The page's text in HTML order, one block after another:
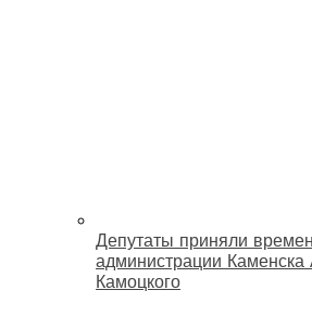
Депутаты приняли
администрации Каменска
Камоцкого